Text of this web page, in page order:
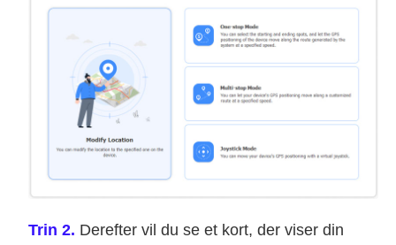
Trin 2. Derefter vil du se et kort, der viser din